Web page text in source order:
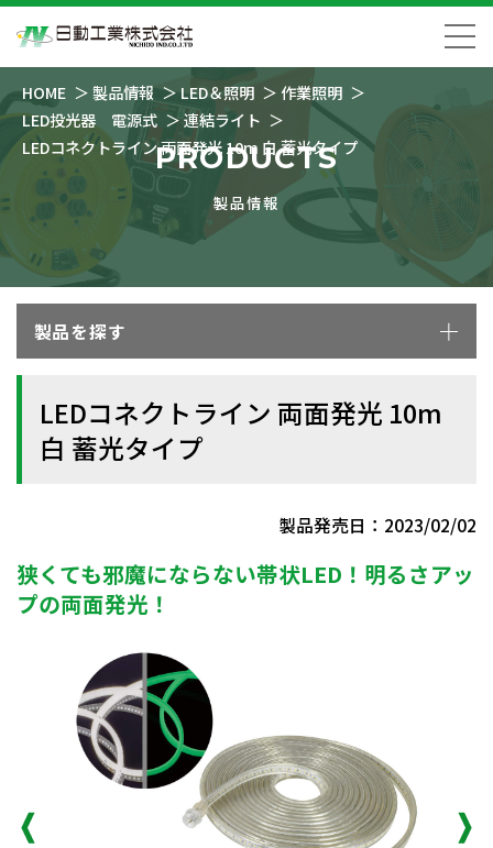
HOME 製品情報 LED＆照明
作業照明
LED投光器 電源式
連結ライト
LEDコネクトライン 両面発光 10m 白 蓄光タイプ
PRODUCTS
製品情報
製品を探す
LEDコネクトライン 両面発光 10m
白 蓄光タイプ
製品発売日：2023/02/02
狭くても邪魔にならない帯状LED！明るさアッ
プの両面発光！